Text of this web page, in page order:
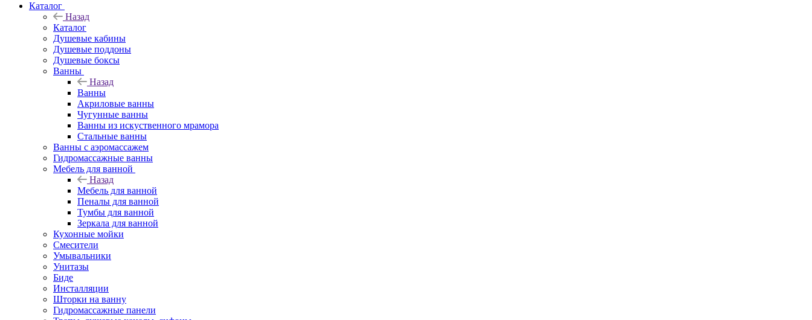
Каталог
Назад
Каталог
Душевые кабины
Душевые поддоны
Душевые боксы
Ванны
Назад
Ванны
Акриловые ванны
Чугунные ванны
Ванны из искуственного мрамора
Стальные ванны
Ванны с аэромассажем
Гидромассажные ванны
Мебель для ванной
Назад
Мебель для ванной
Пеналы для ванной
Тумбы для ванной
Зеркала для ванной
Кухонные мойки
Смесители
Умывальники
Унитазы
Биде
Инсталляции
Шторки на ванну
Гидромассажные панели